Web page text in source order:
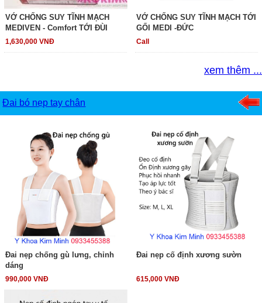
VỚ CHỐNG SUY TĨNH MẠCH
MEDIVEN - Comfort TỚI ĐÙI
1,630,000 VNĐ
VỚ CHỐNG SUY TĨNH MẠCH TỚI
GỐI MEDI -ĐỨC
Call
xem thêm ...
Đai bó nẹp tay chân
Đai nẹp chống gù lưng, chỉnh
dáng
990,000 VNĐ
Đai nẹp cố định xương sườn
615,000 VNĐ